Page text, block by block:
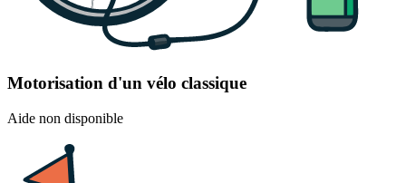
Motorisation d'un vélo classique
Aide non disponible